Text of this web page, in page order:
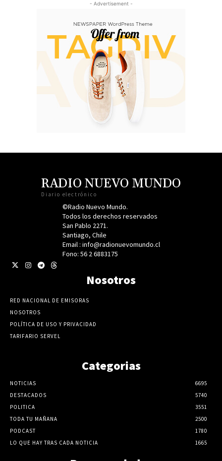
- Advertisement -
RADIO NUEVO MUNDO
Diario electrónico
©Radio Nuevo Mundo.
Todos los derechos reservados
San Pablo 2271.
Santiago, Chile
Email : info@radionuevomundo.cl
Fono: 56 2 6883175
Nosotros
RED NACIONAL DE EMISORAS
NOSOTROS
POLÍTICA DE USO Y PRIVACIDAD
TARIFARIO SERVEL
Categorias
NOTICIAS
6695
DESTACADOS
5740
POLITICA
3551
TODA TU MAÑANA
2500
PODCAST
1780
LO QUE HAY TRAS CADA NOTICIA
1665